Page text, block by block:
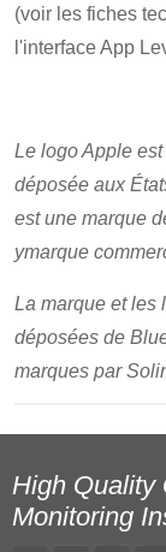
(voir les fiches
l'interface App
Le logo Apple
déposée aux
est une marque
ymarque
La marque et les
déposées de
marques par
High Quality
Monitoring